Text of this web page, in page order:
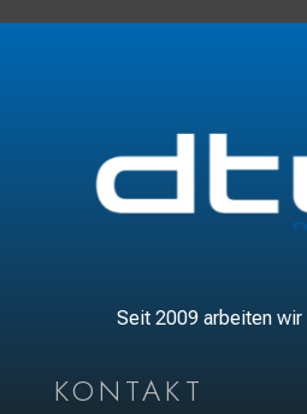
Seit 2009 arbeiten wir
KONTAKT